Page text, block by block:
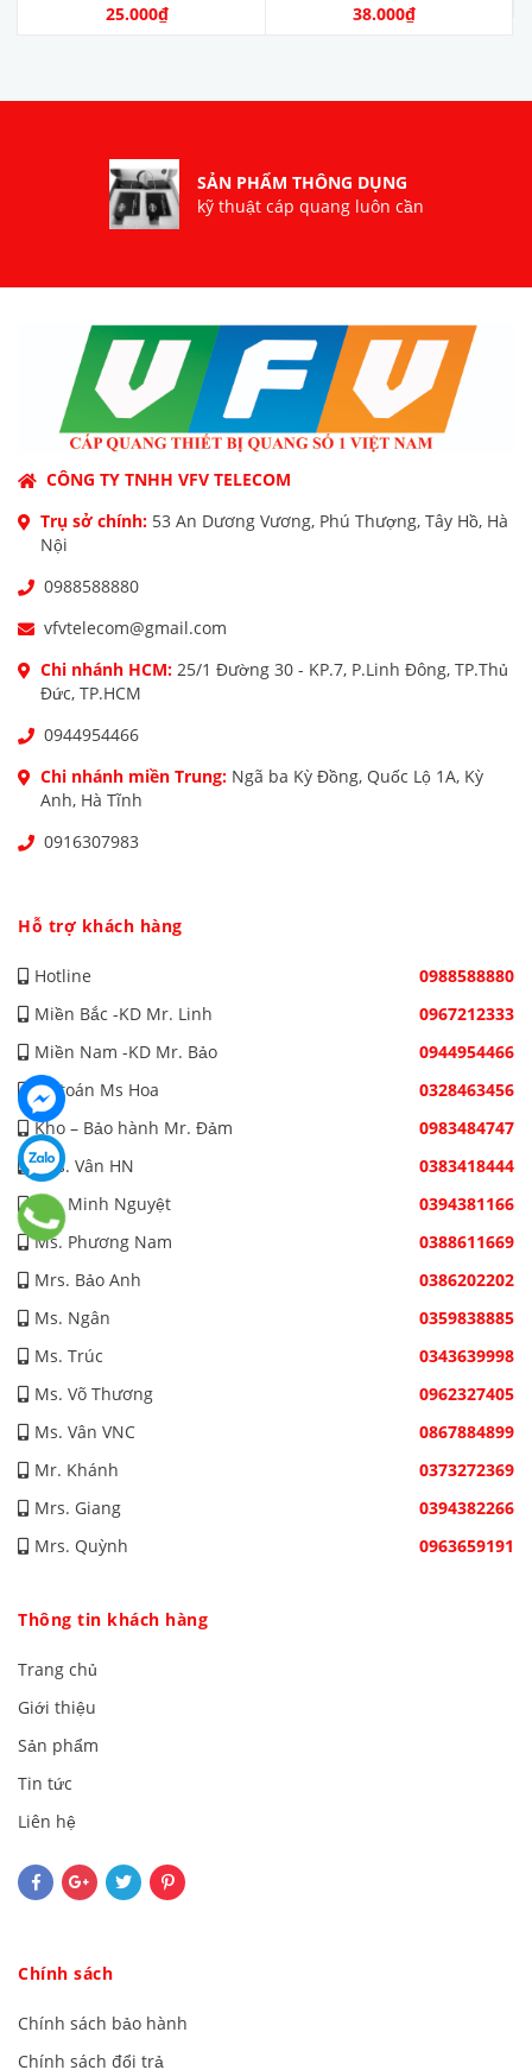
G652D
25.000₫ 38.000₫
SẢN PHẨM THÔNG DỤNG
kỹ thuật cáp quang luôn cần
CÔNG TY TNHH VFV TELECOM
Trụ sở chính: 53 An Dương Vương, Phú Thượng, Tây Hồ, Hà
Nội
0988588880
vfvtelecom@gmail.com
Chi nhánh HCM: 25/1 Đường 30 - KP.7, P.Linh Đông, TP.Thủ
Đức, TP.HCM
0944954466
Chi nhánh miền Trung: Ngã ba Kỳ Đồng, Quốc Lộ 1A, Kỳ
Anh, Hà Tĩnh
0916307983
Hỗ trợ khách hàng
Hotline
0988588880
Miền Bắc -KD Mr. Linh
0967212333
Miền Nam -KD Mr. Bảo
0944954466
Kế toán Ms Hoa
0328463456
Kho – Bảo hành Mr. Đảm
0983484747
Mrs. Vân HN
0383418444
Ms. Minh Nguyệt
0394381166
Ms. Phương Nam
0388611669
Mrs. Bảo Anh
0386202202
Ms. Ngân
0359838885
Ms. Trúc
0343639998
Ms. Võ Thương
0962327405
Ms. Vân VNC
0867884899
Mr. Khánh
0373272369
Mrs. Giang
0394382266
Mrs. Quỳnh
0963659191
Thông tin khách hàng
Trang chủ
Giới thiệu
Sản phẩm
Tin tức
Liên hệ
Chính sách
Chính sách bảo hành
Chính sách đổi trả